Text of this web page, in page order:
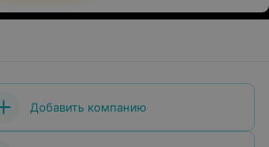
Добавить компанию